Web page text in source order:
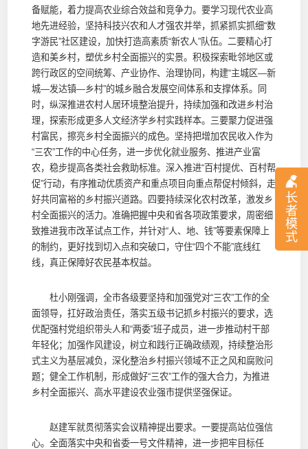
长
者
模
式
备赋能，着力提高农业综合效益和竞争力。要学习现代农业高
地先进经验，坚持科技兴农和人才强农并举，抓紧抓实抓细“数
字游民”社区建设，加快打造高素质“新农人”队伍。二要精心打
造和美乡村，塑优乡村全面振兴的实景。积极探索毗邻地区或
跨行政区的空间统筹、产业协作、治理协同，构建“主城区—新
城—发达镇—乡村”的城乡融合发展空间体系和支撑体系。同
时，纵深推进农村人居环境整治提升，持续加强和改进乡村治
理，探索形成更多人文经济学乡村实践样本。三要聚力促进强
村富民，擦亮乡村全面振兴的成色。坚持把增加农民收入作为
“三农”工作的中心任务，进一步优化就业服务、推进产业富
农，稳步提高各类社会救助标准。深入推进“百村提优、百村帮
促”行动，有序推动优质资产和重点项目向重点帮促村倾斜，走
好共同富裕的乡村振兴道路。四要持续深化农村改革，激发乡
村全面振兴的活力。准确把握中央和省各项政策要求，周密细
致推进我市改革试点工作，并针对“人、地、钱”等要素保障上
的制约，更好找到切入点和突破口，守住“四个不能”底线红
线，真正保障好农民基本权益。
杜小刚强调，全市各级要坚持和加强党对“三农”工作的全
面领导，扛好政治责任，落实五级书记抓乡村振兴的要求，选
优配强村党组织带头人和“两委”班子成员，进一步推动村干部
年轻化；加强作风建设，树立和践行正确政绩观，持续整治形
式主义为基层减负，深化整治乡村振兴领域不正之风和腐败问
题；健全工作机制，形成做好“三农”工作的强大合力，为推进
乡村全面振兴、高水平建设农业强市提供坚强保证。
赵建军就贯彻落实会议精神提出要求。一要提高站位强信
心。全面落实中央和省委一号文件精神，进一步把牢目标任